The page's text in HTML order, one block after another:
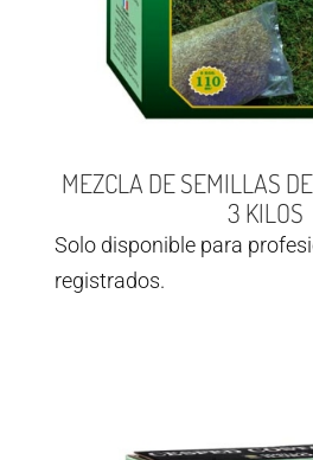
MEZCLA DE SEMILLAS
3 KILOS
Solo disponible para
registrados.